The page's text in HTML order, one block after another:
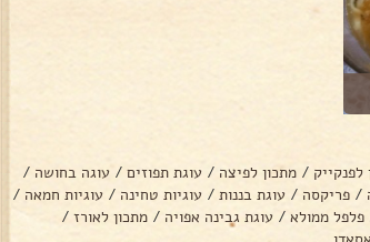
לפנקייק / מתכון לפיצה / עוגת תפוזים / עוגה בחושה /
/ פריקסה / עוגת בננות / עוגיות טחינה / עוגיות חמאה /
פלפל ממולא / עוגת גבינה אפויה / מתכון לאורז /